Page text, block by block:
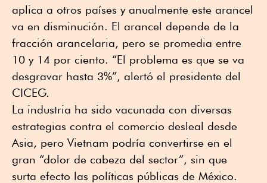
aplica a otros países y anualmente este arancel
va en disminución. El arancel depende de la
fracción arancelaria, pero se promedia entre
10 y 14 por ciento. “El problema es que se va
desgravar hasta 3%”, alertó el presidente del
CICEG.
La industria ha sido vacunada con diversas
estrategias contra el comercio desleal desde
Asia, pero Vietnam podría convertirse en el
gran “dolor de cabeza del sector”, sin que
surta efecto las políticas públicas de México.